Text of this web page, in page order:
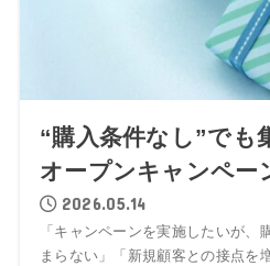
“購入条件なし”でも
オープンキャンペー
2026.05.14
「キャンペーンを実施したいが、
まらない」「新規顧客との接点を